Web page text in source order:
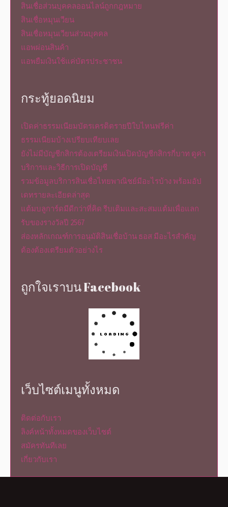
สินเชื่อส่วนบุคคลออนไลน์ถูกกฎหมาย
สินเชื่อหมุนเวียน
สินเชื่อหมุนเวียนส่วนบุคคล
แอพผ่อนสินค้า
แอพยืมเงินใช้แค่บัตรประชาชน
กระทู้ยอดนิยม
เปิดค่าธรรมเนียมบัตรเครดิตรายปีใบไหนฟรีค่า
ธรรมเนียมบ้างเปรียบเทียบเลย
ยังไม่มีบัญชีกสิกรต้องเตรียมเงินเปิดบัญชีกสิกรกี่บาท ดูค่า
บริการและวิธีการเปิดบัญชี
รวมข้อมูลบริการสินเชื่อไทยพาณิชย์มีอะไรบ้าง พร้อมอัป
เดทรายละเอียดล่าสุด
แต้มบลูการ์ดมีดีกว่าที่คิด รีบเติมและสะสมแต้มเพื่อแลก
รับของรางวัลปี 2567
ส่องหลักเกณฑ์การอนุมัติสินเชื่อบ้าน ธอส มีอะไรสำคัญ
ต้องต้องเตรียมตัวอย่างไร
ถูกใจเราบน Facebook
เว็บไซต์เมนูทั้งหมด
ติดต่อกับเรา
ลิงค์หน้าทั้งหมดของเว็บไซต์
สมัครทันทีเลย
เกี่ยวกับเรา